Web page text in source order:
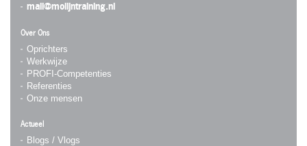
mail@molijntraining.nl
Over Ons
Oprichters
Werkwijze
PROFI-Competenties
Referenties
Onze mensen
Actueel
Blogs / Vlogs